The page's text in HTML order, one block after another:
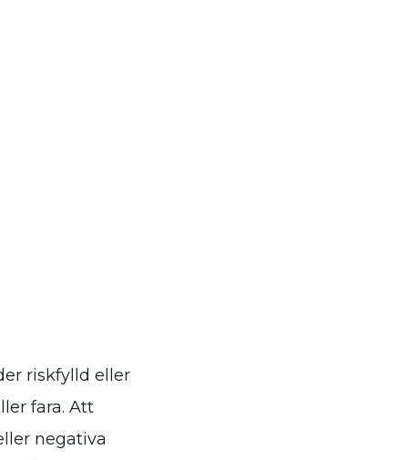
riskfylld eller
fara. Att
negativa